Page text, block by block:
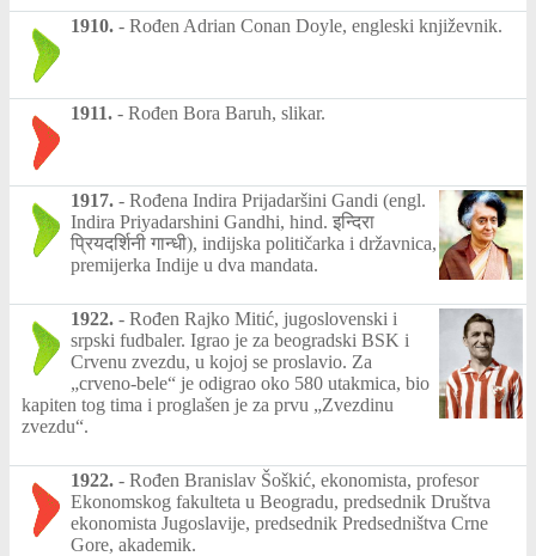
1910. - Rođen Adrian Conan Doyle, engleski književnik.
1911. - Rođen Bora Baruh, slikar.
1917. - Rođena Indira Prijadaršini Gandi (engl.
Indira Priyadarshini Gandhi, hind. इन्दिरा
प्रियदर्शिनी गान्धी), indijska političarka i državnica,
premijerka Indije u dva mandata.
1922. - Rođen Rajko Mitić, jugoslovenski i
srpski fudbaler. Igrao je za beogradski BSK i
Crvenu zvezdu, u kojoj se proslavio. Za
„crveno-bele“ je odigrao oko 580 utakmica, bio
kapiten tog tima i proglašen je za prvu „Zvezdinu
zvezdu“.
1922. - Rođen Branislav Šoškić, ekonomista, profesor
Ekonomskog fakulteta u Beogradu, predsednik Društva
ekonomista Jugoslavije, predsednik Predsedništva Crne
Gore, akademik.